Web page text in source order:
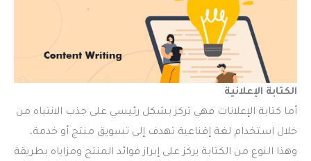
الكتابة الإعلانية
أما كتابة الإعلانات فهي تركز بشكل رئيسي على جذب الانتباه من
خلال استخدام لغة إقناعية تهدف إلى تسويق منتج أو خدمة،
وهذا النوع من الكتابة يركز على إبراز فوائد المنتج ومزاياه بطريقة